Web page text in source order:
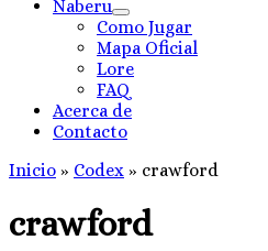
Naberu
Como Jugar
Mapa Oficial
Lore
FAQ
Acerca de
Contacto
Inicio » Codex » crawford
crawford